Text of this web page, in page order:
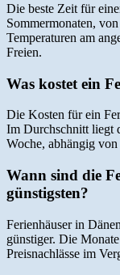
Die beste Zeit für
Sommermonaten,
Temperaturen am
Freien.
Was kostet ein
Die Kosten für ein
Im Durchschnitt liegt
Woche, abhängig
Wann sind die
günstigsten?
Ferienhäuser in
günstiger. Die
Preisnachlässe im